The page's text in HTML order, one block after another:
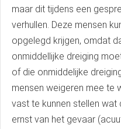
maar dit tijdens een
verhullen. Deze mensen
opgelegd krijgen, omdat
onmiddellijke dreiging
of die onmiddelijke
mensen weigeren mee te
vast te kunnen stellen
ernst van het gevaar